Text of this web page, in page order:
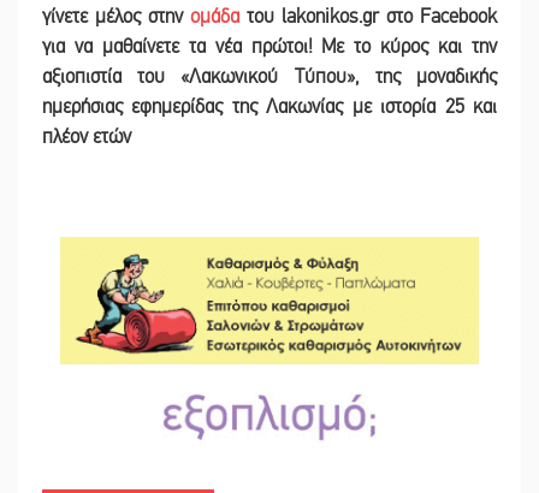
γίνετε μέλος στην ομάδα του lakonikos.gr στο Facebook
για να μαθαίνετε τα νέα πρώτοι! Με το κύρος και την
αξιοπιστία του «Λακωνικού Τύπου», της μοναδικής
ημερήσιας εφημερίδας της Λακωνίας με ιστορία 25 και
πλέον ετών